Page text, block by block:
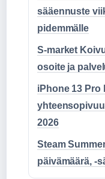
sääennuste
pidemmälle
S-market
osoite ja
iPhone 13 Pro
2026
Steam
päivämäärä, -